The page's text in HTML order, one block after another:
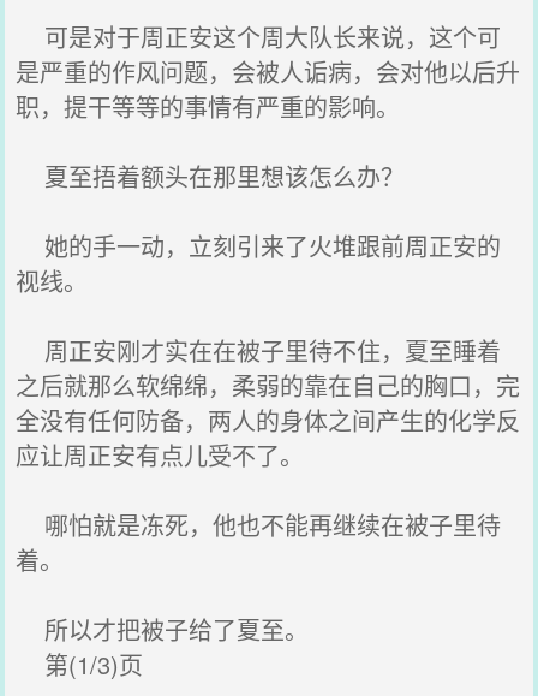
可是对于周正安这个周大队长来说，这个可
是严重的作风问题，会被人诟病，会对他以后升
职，提干等等的事情有严重的影响。
夏至捂着额头在那里想该怎么办？
她的手一动，立刻引来了火堆跟前周正安的
视线。
周正安刚才实在在被子里待不住，夏至睡着
之后就那么软绵绵，柔弱的靠在自己的胸口，完
全没有任何防备，两人的身体之间产生的化学反
应让周正安有点儿受不了。
哪怕就是冻死，他也不能再继续在被子里待
着。
所以才把被子给了夏至。
第(1/3)页